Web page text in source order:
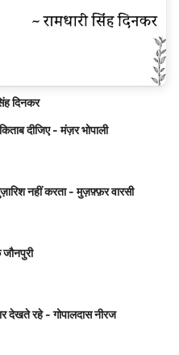
दिनकर
दीजिए - मंज़र भोपाली
नहीं करता - मुज़फ़्फ़र वारसी
देखते रहे - गोपालदास नीरज